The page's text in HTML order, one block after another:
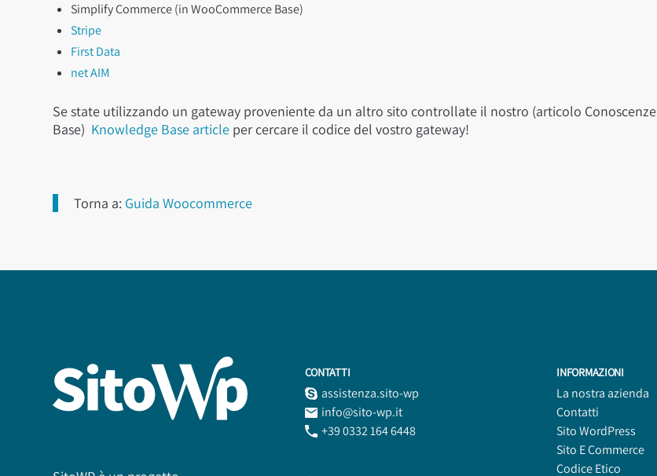
Simplify Commerce (in WooCommerce Base)
Stripe
First Data
net AIM
Se state utilizzando un gateway proveniente da un altro sito controllate il nostro (articolo Conoscenze
Base) Knowledge Base article per cercare il codice del vostro gateway!
Torna a: Guida Woocommerce
CONTATTI
assistenza.sito-wp
info@sito-wp.it
+39 0332 164 6448
INFORMAZIONI
La nostra azienda
Contatti
Sito WordPress
Sito E Commerce
Codice Etico